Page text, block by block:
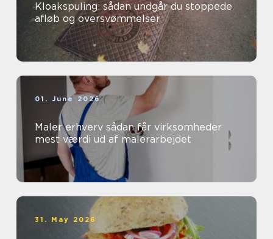
Kloakspuling: sådan undgår du stoppede
afløb og oversvømmelser
01. June 2026
Maler erhverv sådan får virksomheder
mest værdi ud af malerarbejdet
31. May 2026